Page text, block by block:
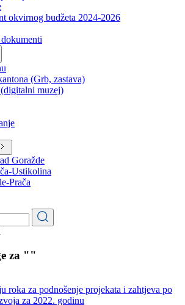
rada Vlade
okvirnog budžeta 2024-2026
(Grb, zastava)
muzej)
Prača
za ""